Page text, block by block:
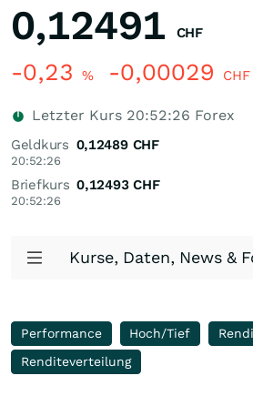
0,12491 CHF
-0,23 % -0,00029 CHF
Letzter Kurs 20:52:26 Forex
Geldkurs
20:52:26
0,12489 CHF
Briefkurs
20:52:26
0,12493 CHF
Kurse, Daten, News &
Performance Hoch/Tief
Renditeverteilung